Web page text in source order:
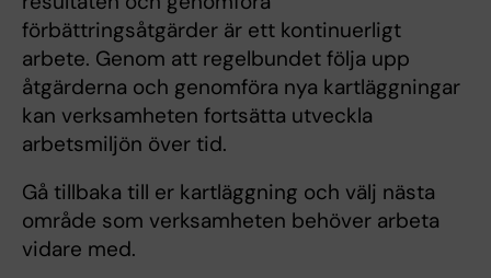
förbättringsåtgärder är ett kontinuerligt
arbete. Genom att regelbundet följa upp
åtgärderna och genomföra nya kartläggningar
kan verksamheten fortsätta utveckla
arbetsmiljön över tid.
Gå tillbaka till er kartläggning och välj nästa
område som verksamheten behöver arbeta
vidare med.